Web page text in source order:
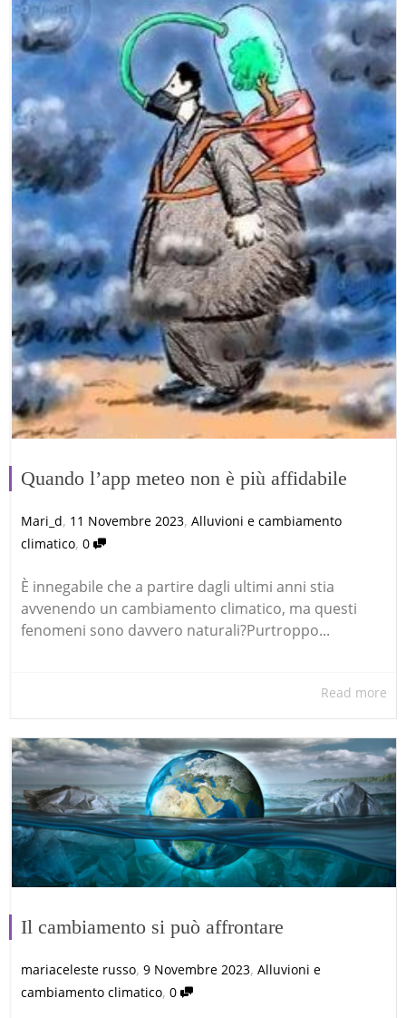
Quando l’app meteo non è più affidabile
Mari_d, 11 Novembre 2023, Alluvioni e cambiamento
climatico, 0
È innegabile che a partire dagli ultimi anni stia
avvenendo un cambiamento climatico, ma questi
fenomeni sono davvero naturali?Purtroppo...
Read more
Il cambiamento si può affrontare
mariaceleste russo, 9 Novembre 2023, Alluvioni e
cambiamento climatico, 0